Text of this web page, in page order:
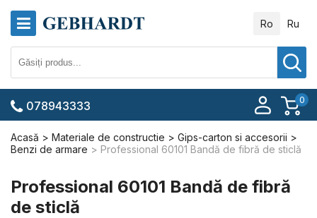
Ro Ru
0
078943333
Acasă Materiale de constructie
Gips-carton si accesorii
Benzi de armare
Professional 60101 Bandă de fibră de sticlă
Professional 60101 Bandă de fibră
de sticlă